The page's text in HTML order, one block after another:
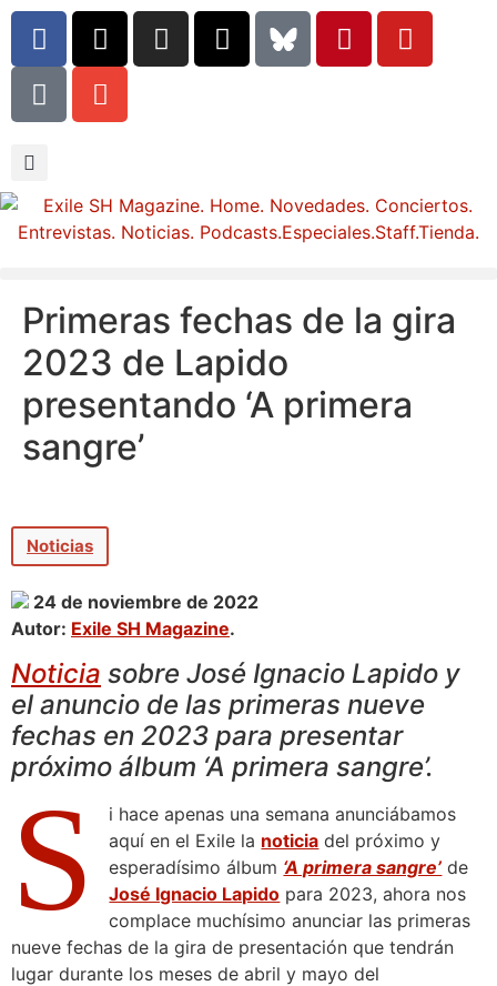
Primeras fechas de la gira
2023 de Lapido
presentando ‘A primera
sangre’
Noticias
24 de noviembre de 2022
Autor: Exile SH Magazine.
Noticia sobre José Ignacio Lapido y
el anuncio de las primeras nueve
fechas en 2023 para presentar
próximo álbum ‘A primera sangre’.
S
i hace apenas una semana anunciábamos
aquí en el Exile la noticia del próximo y
esperadísimo álbum ‘A primera sangre’ de
José Ignacio Lapido para 2023, ahora nos
complace muchísimo anunciar las primeras
nueve fechas de la gira de presentación que tendrán
lugar durante los meses de abril y mayo del